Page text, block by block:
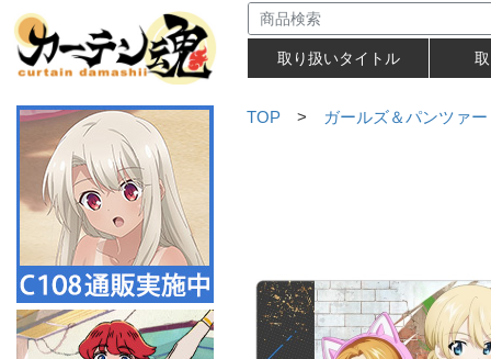
取り扱いタイトル
TOP > ガールズ＆パンツァ